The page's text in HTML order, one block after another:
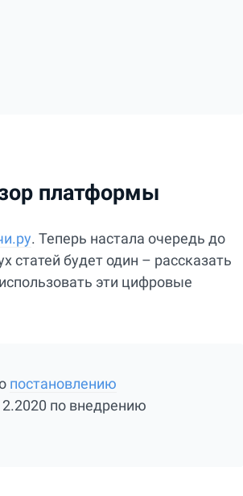
платформы
. Теперь настала очередь до
статей будет один – рассказать
эти цифровые
постановлению
по внедрению